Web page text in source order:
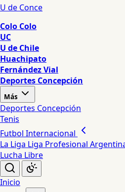
U de Conce
Colo Colo
UC
U de Chile
Huachipato
Fernández Vial
Deportes Concepción
Más
Deportes Concepción
Tenis
Futbol Internacional
La Liga Liga Profesional
Lucha Libre
Inicio